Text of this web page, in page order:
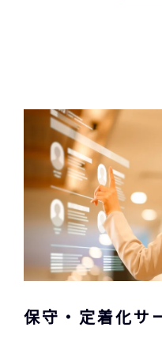
保守・定着化サ